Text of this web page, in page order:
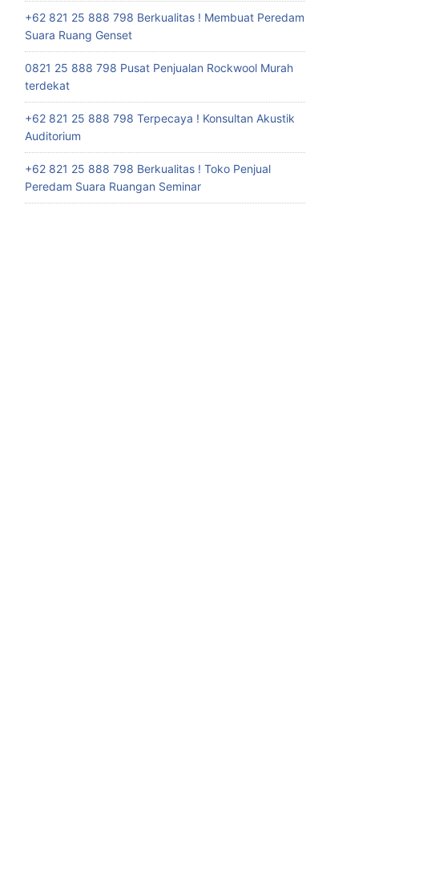
+62 821 25 888 798 Berkualitas ! Membuat Peredam
Suara Ruang Genset
0821 25 888 798 Pusat Penjualan Rockwool Murah
terdekat
+62 821 25 888 798 Terpecaya ! Konsultan Akustik
Auditorium
+62 821 25 888 798 Berkualitas ! Toko Penjual
Peredam Suara Ruangan Seminar